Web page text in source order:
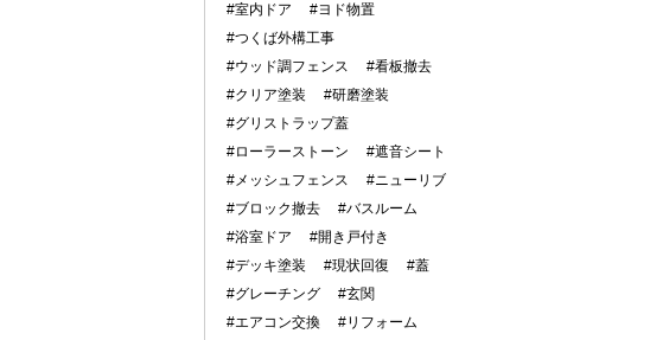
#室内ドア
#ヨド物置
#つくば外構工事
#ウッド調フェンス
#看板撤去
#クリア塗装
#研磨塗装
#グリストラップ蓋
#ローラーストーン
#遮音シート
#メッシュフェンス
#ニューリブ
#ブロック撤去
#バスルーム
#浴室ドア
#開き戸付き
#デッキ塗装
#現状回復
#蓋
#グレーチング
#玄関
#エアコン交換
#リフォーム